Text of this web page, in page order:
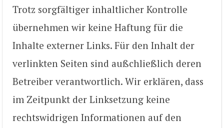
Trotz sorgfältiger inhaltlicher Kontrolle
übernehmen wir keine Haftung für die
Inhalte externer Links. Für den Inhalt der
verlinkten Seiten sind außchließlich deren
Betreiber verantwortlich. Wir erklären, dass
im Zeitpunkt der Linksetzung keine
rechtswidrigen Informationen auf den